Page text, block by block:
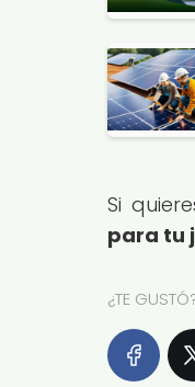
Si
para tu
¿TE